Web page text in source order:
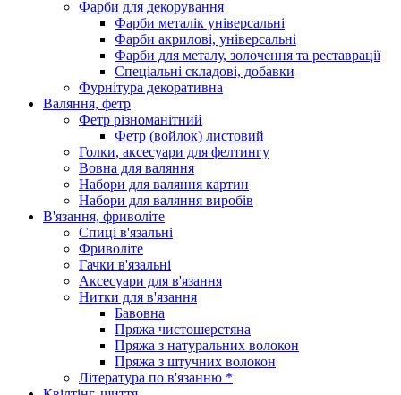
Фарби для декорування
Фарби металік універсальні
Фарби акрилові, універсальні
Фарби для металу, золочення та реставрації
Спеціальні складові, добавки
Фурнітура декоративна
Валяння, фетр
Фетр різноманітний
Фетр (войлок) листовий
Голки, аксесуари для фелтингу
Вовна для валяння
Набори для валяння картин
Набори для валяння виробів
В'язання, фриволіте
Спиці в'язальні
Фриволіте
Гачки в'язальні
Аксесуари для в'язання
Нитки для в'язання
Бавовна
Пряжа чистошерстяна
Пряжа з натуральних волокон
Пряжа з штучних волокон
Література по в'язанню *